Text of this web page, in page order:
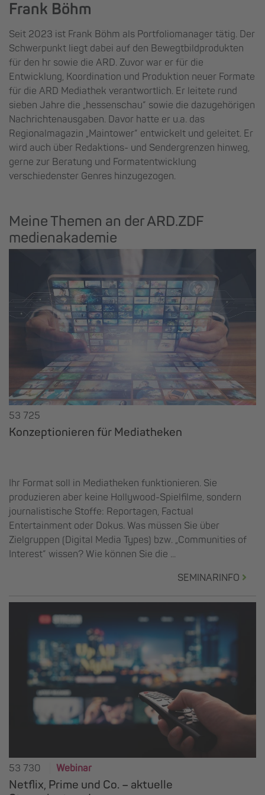
Frank Böhm
Seit 2023 ist Frank Böhm als Portfoliomanager tätig. Der
Schwerpunkt liegt dabei auf den Bewegtbildprodukten
für den hr sowie die ARD. Zuvor war er für die
Entwicklung, Koordination und Produktion neuer Formate
für die ARD Mediathek verantwortlich. Er leitete rund
sieben Jahre die „hessenschau“ sowie die dazugehörigen
Nachrichtenausgaben. Davor hatte er u.a. das
Regionalmagazin „Maintower“ entwickelt und geleitet. Er
wird auch über Redaktions- und Sendergrenzen hinweg,
gerne zur Beratung und Formatentwicklung
verschiedenster Genres hinzugezogen.
Meine Themen an der ARD.ZDF
medienakademie
53 725
Konzeptionieren für Mediatheken
Ihr Format soll in Mediatheken funktionieren. Sie
produzieren aber keine Hollywood-Spielfilme, sondern
journalistische Stoffe: Reportagen, Factual
Entertainment oder Dokus. Was müssen Sie über
Zielgruppen (Digital Media Types) bzw. „Communities of
Interest“ wissen? Wie können Sie die ...
SEMINARINFO
53 730 Webinar
Netflix, Prime und Co. – aktuelle